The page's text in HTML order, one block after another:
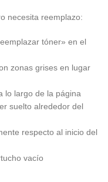
necesita reemplazo:
tóner» en el
zonas grises en lugar
lo largo de la página
suelto alrededor del
respecto al inicio del
vacío